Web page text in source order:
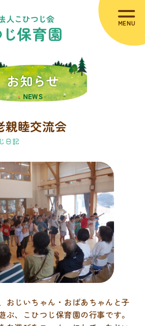
せ
要（MVP)
紹介
の避難場所
開
事
お知らせ
NEWS
親睦交流会
日記
おじいちゃん・おばあちゃんと子
ぶ、こひつじ保育園の行事です。